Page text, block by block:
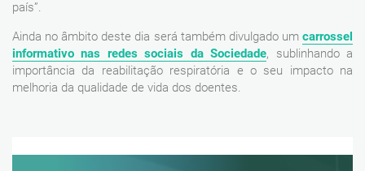
país”.
Ainda no âmbito deste dia será também divulgado um carrossel
informativo nas redes sociais da Sociedade, sublinhando a
importância da reabilitação respiratória e o seu impacto na
melhoria da qualidade de vida dos doentes.